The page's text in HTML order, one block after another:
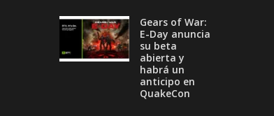
Gears of War:
E-Day anuncia
su beta
abierta y
habrá un
anticipo en
QuakeCon